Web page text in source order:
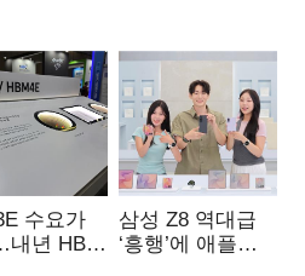
수요가
내년 HBM
삼성 Z8 역대급
‘흥행’에 애플